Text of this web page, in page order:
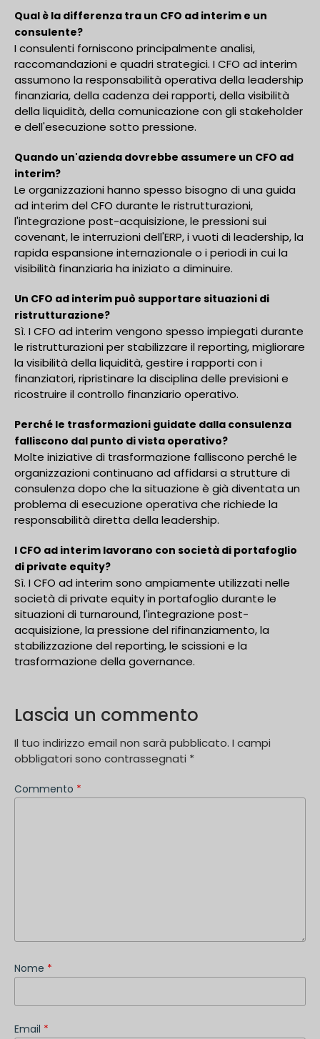
Qual è la differenza tra un CFO ad interim e un
consulente?
I consulenti forniscono principalmente analisi,
raccomandazioni e quadri strategici. I CFO ad interim
assumono la responsabilità operativa della leadership
finanziaria, della cadenza dei rapporti, della visibilità
della liquidità, della comunicazione con gli stakeholder
e dell'esecuzione sotto pressione.
Quando un'azienda dovrebbe assumere un CFO ad
interim?
Le organizzazioni hanno spesso bisogno di una guida
ad interim del CFO durante le ristrutturazioni,
l'integrazione post-acquisizione, le pressioni sui
covenant, le interruzioni dell'ERP, i vuoti di leadership, la
rapida espansione internazionale o i periodi in cui la
visibilità finanziaria ha iniziato a diminuire.
Un CFO ad interim può supportare situazioni di
ristrutturazione?
Sì. I CFO ad interim vengono spesso impiegati durante
le ristrutturazioni per stabilizzare il reporting, migliorare
la visibilità della liquidità, gestire i rapporti con i
finanziatori, ripristinare la disciplina delle previsioni e
ricostruire il controllo finanziario operativo.
Perché le trasformazioni guidate dalla consulenza
falliscono dal punto di vista operativo?
Molte iniziative di trasformazione falliscono perché le
organizzazioni continuano ad affidarsi a strutture di
consulenza dopo che la situazione è già diventata un
problema di esecuzione operativa che richiede la
responsabilità diretta della leadership.
I CFO ad interim lavorano con società di portafoglio
di private equity?
Sì. I CFO ad interim sono ampiamente utilizzati nelle
società di private equity in portafoglio durante le
situazioni di turnaround, l'integrazione post-
acquisizione, la pressione del rifinanziamento, la
stabilizzazione del reporting, le scissioni e la
trasformazione della governance.
Lascia un commento
Il tuo indirizzo email non sarà pubblicato. I campi
obbligatori sono contrassegnati *
Commento *
Nome *
Email *